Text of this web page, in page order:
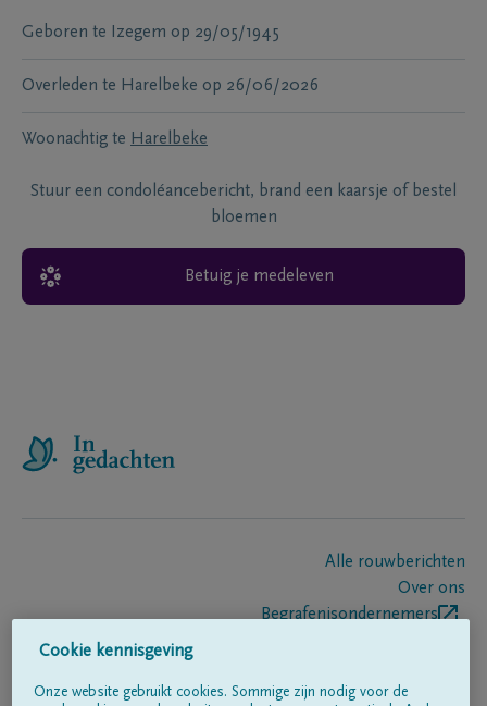
Geboren te Izegem op 29/05/1945
Overleden te Harelbeke op 26/06/2026
Woonachtig te Harelbeke
Stuur een condoléancebericht, brand een kaarsje of bestel
bloemen
Betuig je medeleven
Alle rouwberichten
Over ons
Begrafenisondernemers
Cookie kennisgeving
Onze website gebruikt cookies. Sommige zijn nodig voor de